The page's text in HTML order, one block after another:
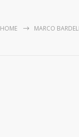
HOME MARCO